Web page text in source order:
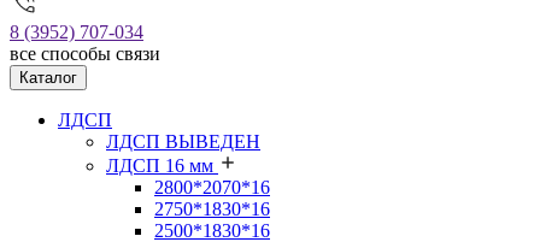
8 (3952) 707-034
все способы связи
Каталог
ЛДСП
ЛДСП ВЫВЕДЕН
ЛДСП 16 мм
2800*2070*16
2750*1830*16
2500*1830*16